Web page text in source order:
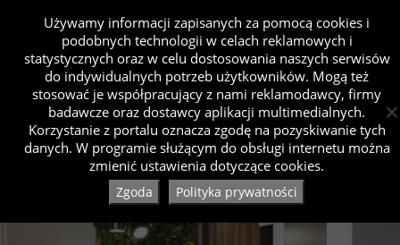
Używamy informacji zapisanych za pomocą cookies i
podobnych technologii w celach reklamowych i
statystycznych oraz w celu dostosowania naszych serwisów
do indywidualnych potrzeb użytkowników. Mogą też
stosować je współpracujący z nami reklamodawcy, firmy
badawcze oraz dostawcy aplikacji multimedialnych.
Korzystanie z portalu oznacza zgodę na pozyskiwanie tych
danych. W programie służącym do obsługi internetu można
zmienić ustawienia dotyczące cookies.
Zgoda Polityka prywatności